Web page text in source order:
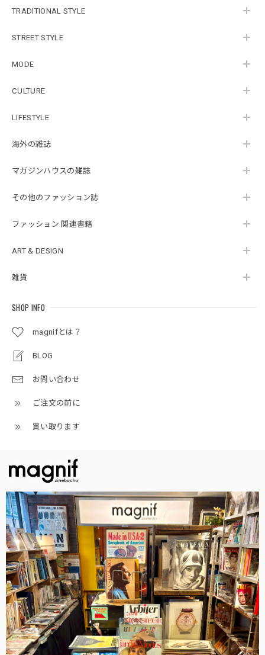
TRADITIONAL STYLE
STREET STYLE
MODE
CULTURE
LIFESTYLE
海外の雑誌
マガジンハウスの雑誌
その他のファッション誌
ファッション 関連書籍
ART & DESIGN
雑貨
SHOP INFO
magnifとは？
BLOG
お問い合わせ
ご注文の前に
買い取ります